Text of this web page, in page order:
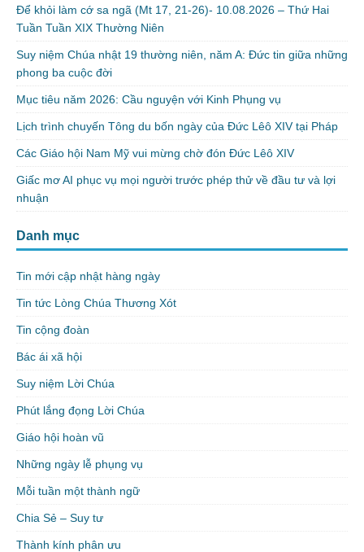
Để khỏi làm cớ sa ngã (Mt 17, 21-26)- 10.08.2026 – Thứ Hai
Tuần Tuần XIX Thường Niên
Suy niệm Chúa nhật 19 thường niên, năm A: Đức tin giữa những
phong ba cuộc đời
Mục tiêu năm 2026: Cầu nguyện với Kinh Phụng vụ
Lịch trình chuyến Tông du bốn ngày của Đức Lêô XIV tại Pháp
Các Giáo hội Nam Mỹ vui mừng chờ đón Đức Lêô XIV
Giấc mơ AI phục vụ mọi người trước phép thử về đầu tư và lợi
nhuận
Danh mục
Tin mới cập nhật hàng ngày
Tin tức Lòng Chúa Thương Xót
Tin cộng đoàn
Bác ái xã hội
Suy niệm Lời Chúa
Phút lắng đọng Lời Chúa
Giáo hội hoàn vũ
Những ngày lễ phụng vụ
Mỗi tuần một thành ngữ
Chia Sẻ – Suy tư
Thành kính phân ưu